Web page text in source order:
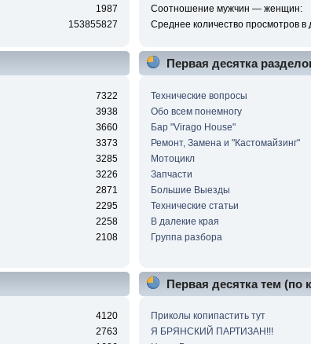
1987
153855827
Соотношение мужчин — женщин:
Среднее количество просмотров в
7322
3938
3660
3373
3285
3226
2871
2295
2258
2108
Первая десятка
Технические вопросы
Обо всем понемногу
Бар "Virago House"
Ремонт, Замена и "Кастомайзинг"
Мотоцикл
Запчасти
Большие Выезды
Технические статьи
В далекие края
Группа разбора
4120
2763
Первая десятка тем (по
Приколы копипастить тут
Я БРЯНСКИЙ ПАРТИЗАН!!!